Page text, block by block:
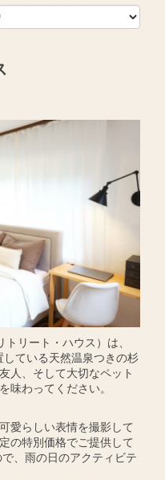
リート・ハウス）は、
ている天然温泉つきの杉
人、そして大切なペット
味わってください。
愛らしい表情を撮影して
の特別価格でご提供して
、雨の日のアクティビテ